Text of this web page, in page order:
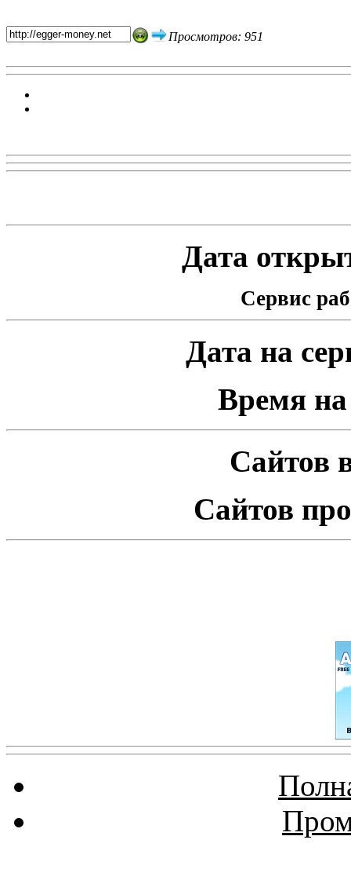
Просмотров: 951
Дата
Сервис
Дата на
Время на
Сайтов
Сайтов